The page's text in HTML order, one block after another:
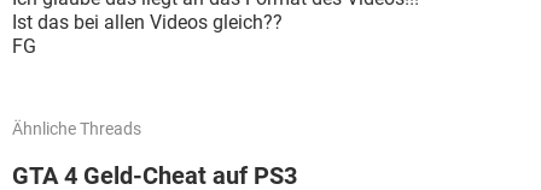
Ist das bei allen Videos gleich??
FG
Ähnliche Threads
GTA 4 Geld-Cheat auf PS3